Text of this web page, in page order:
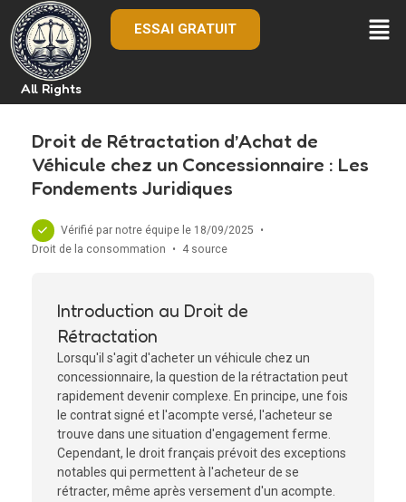
All Rights
ESSAI GRATUIT
Droit de Rétractation d’Achat de
Véhicule chez un Concessionnaire : Les
Fondements Juridiques
Vérifié par notre équipe le 18/09/2025
•
Droit de la consommation
• 4 source
Introduction au Droit de
Rétractation
Lorsqu'il s'agit d'acheter un véhicule chez un
concessionnaire, la question de la rétractation peut
rapidement devenir complexe. En principe, une fois
le contrat signé et l'acompte versé, l'acheteur se
trouve dans une situation d'engagement ferme.
Cependant, le droit français prévoit des exceptions
notables qui permettent à l'acheteur de se
rétracter, même après versement d'un acompte.